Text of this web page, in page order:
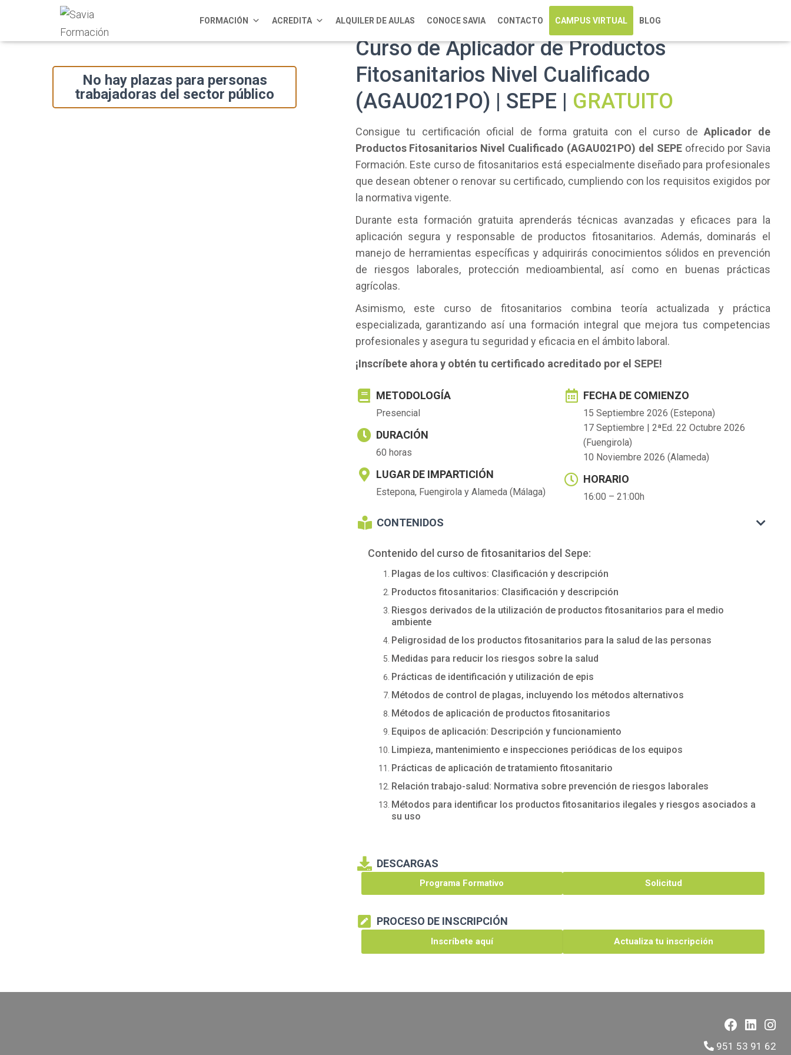
FORMACIÓN ACREDITA ALQUILER DE AULAS CONOCE SAVIA CONTACTO CAMPUS VIRTUAL BLOG
No hay plazas para personas
trabajadoras del sector público
Curso de Aplicador de Productos
Fitosanitarios Nivel Cualificado
(AGAU021PO) | SEPE | GRATUITO
Consigue tu certificación oficial de forma gratuita con el curso deAplicador de
Productos Fitosanitarios Nivel Cualificado (AGAU021PO) del SEPE ofrecido por Savia
Formación. Este curso de fitosanitarios está especialmente diseñado para profesionales
que desean obtener o renovar su certificado, cumpliendo con los requisitos exigidos por
la normativa vigente.
Durante esta formación gratuita aprenderás técnicas avanzadas y eficaces para la
aplicación segura y responsable de productos fitosanitarios. Además, dominarás el
manejo de herramientas específicas y adquirirás conocimientos sólidos en prevención
de riesgos laborales, protección medioambiental, así como en buenas prácticas
agrícolas.
Asimismo, este curso de fitosanitarios combina teoría actualizada y práctica
especializada, garantizando así una formación integral que mejora tus competencias
profesionales y asegura tu seguridad y eficacia en el ámbito laboral.
¡Inscríbete ahora y obtén tu certificado acreditado por el SEPE!
METODOLOGÍA
Presencial
DURACIÓN
60 horas
LUGAR DE IMPARTICIÓN
Estepona, Fuengirola y Alameda (Málaga)
FECHA DE COMIENZO
15 Septiembre 2026 (Estepona)
17 Septiembre | 2ªEd. 22 Octubre 2026
(Fuengirola)
10 Noviembre 2026 (Alameda)
HORARIO
16:00 – 21:00h
CONTENIDOS
Contenido del curso de fitosanitarios del Sepe:
Plagas de los cultivos: Clasificación y descripción
Productos fitosanitarios: Clasificación y descripción
Riesgos derivados de la utilización de productos fitosanitarios para el medio
ambiente
Peligrosidad de los productos fitosanitarios para la salud de las personas
Medidas para reducir los riesgos sobre la salud
Prácticas de identificación y utilización de epis
Métodos de control de plagas, incluyendo los métodos alternativos
Métodos de aplicación de productos fitosanitarios
Equipos de aplicación: Descripción y funcionamiento
Limpieza, mantenimiento e inspecciones periódicas de los equipos
Prácticas de aplicación de tratamiento fitosanitario
Relación trabajo-salud: Normativa sobre prevención de riesgos laborales
Métodos para identificar los productos fitosanitarios ilegales y riesgos asociados a
su uso
DESCARGAS
Programa Formativo Solicitud
PROCESO DE INSCRIPCIÓN
Inscríbete aquí Actualiza tu inscripción
951 53 91 62